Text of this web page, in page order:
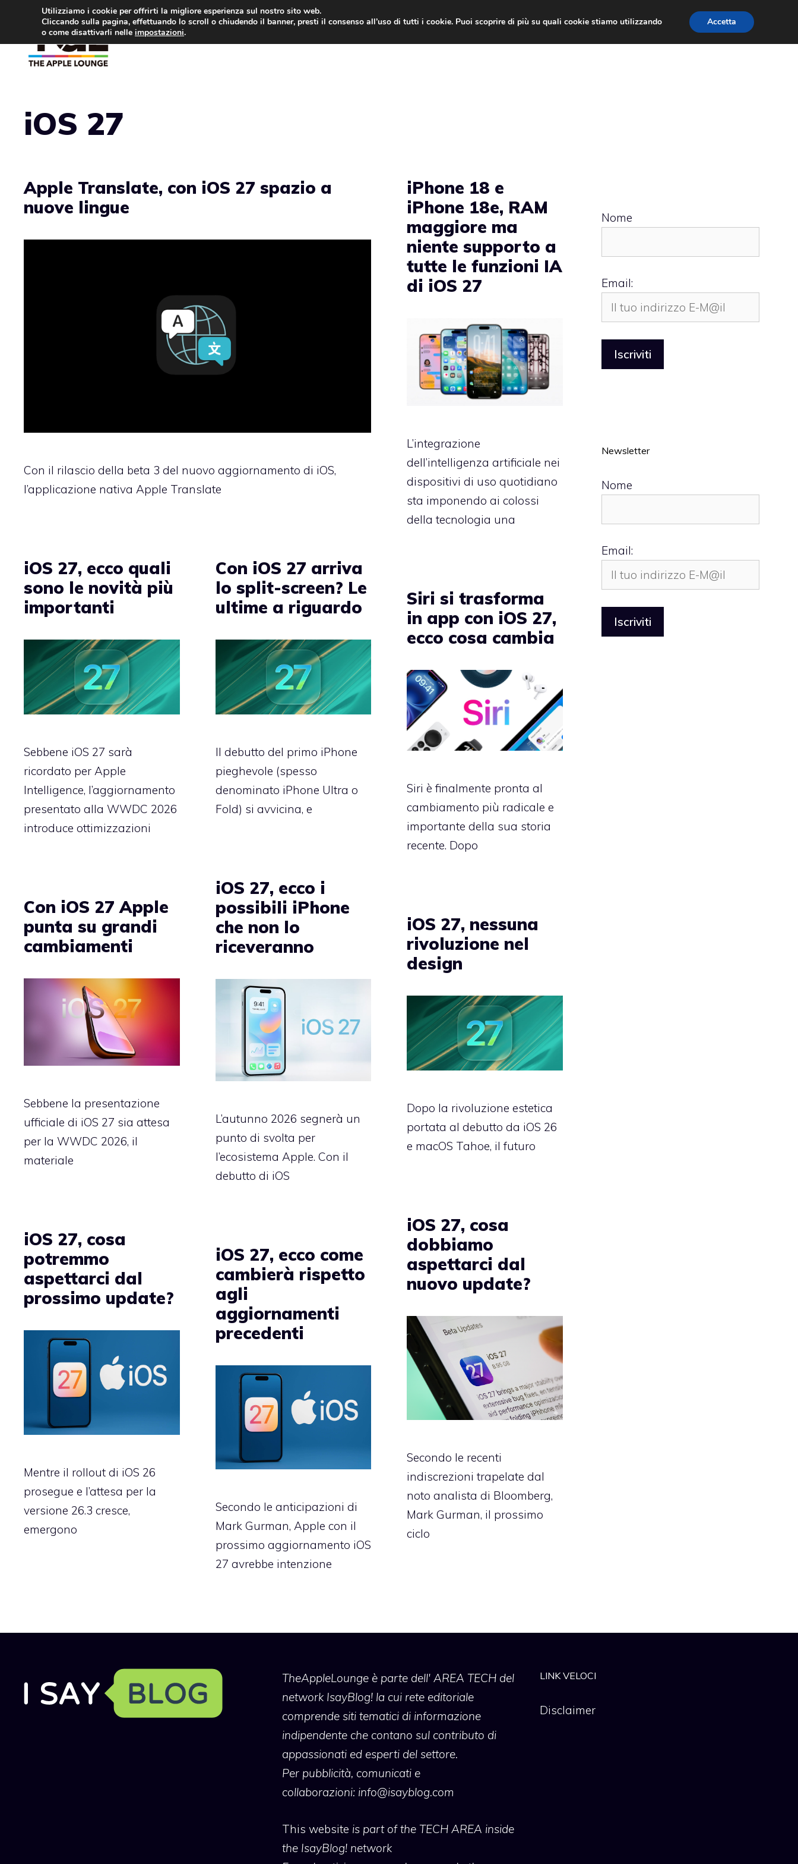
contenuto
iOS 27
Apple Translate, con iOS 27 spazio a
nuove lingue
Con il rilascio della beta 3 del nuovo aggiornamento di iOS,
l’applicazione nativa Apple Translate
iPhone 18 e
iPhone 18e, RAM
maggiore ma
niente supporto a
tutte le funzioni IA
di iOS 27
L’integrazione
dell’intelligenza artificiale nei
dispositivi di uso quotidiano
sta imponendo ai colossi
della tecnologia una
iOS 27, ecco quali
sono le novità più
importanti
Sebbene iOS 27 sarà
ricordato per Apple
Intelligence, l’aggiornamento
presentato alla WWDC 2026
introduce ottimizzazioni
Con iOS 27 arriva
lo split-screen? Le
ultime a riguardo
Il debutto del primo iPhone
pieghevole (spesso
denominato iPhone Ultra o
Fold) si avvicina, e
Siri si trasforma
in app con iOS 27,
ecco cosa cambia
Siri è finalmente pronta al
cambiamento più radicale e
importante della sua storia
recente. Dopo
iOS 27, ecco i
possibili iPhone
che non lo
riceveranno
L’autunno 2026 segnerà un
punto di svolta per
l’ecosistema Apple. Con il
debutto di iOS
Con iOS 27 Apple
punta su grandi
cambiamenti
Sebbene la presentazione
ufficiale di iOS 27 sia attesa
per la WWDC 2026, il
materiale
iOS 27, nessuna
rivoluzione nel
design
Dopo la rivoluzione estetica
portata al debutto da iOS 26
e macOS Tahoe, il futuro
iOS 27, cosa
dobbiamo
aspettarci dal
nuovo update?
Secondo le recenti
indiscrezioni trapelate dal
noto analista di Bloomberg,
Mark Gurman, il prossimo
ciclo
iOS 27, cosa
potremmo
aspettarci dal
prossimo update?
Mentre il rollout di iOS 26
prosegue e l’attesa per la
versione 26.3 cresce,
emergono
iOS 27, ecco come
cambierà rispetto
agli
aggiornamenti
precedenti
Secondo le anticipazioni di
Mark Gurman, Apple con il
prossimo aggiornamento iOS
27 avrebbe intenzione
Nome
Email:
Newsletter
Nome
Email:
TheAppleLoungeè parte dell' AREA TECH del
network IsayBlog! la cui rete editoriale
comprende siti tematici di informazione
indipendente che contano sul contributo di
appassionati ed esperti del settore.
Per pubblicità, comunicati e
collaborazioni: info@isayblog.com
This website is part of the TECH AREA inside
the IsayBlog! network
LINK VELOCI
Disclaimer
Utilizziamo i cookie per offrirti la migliore esperienza sul nostro sito web.
Cliccando sulla pagina, effettuando lo scroll o chiudendo il banner, presti il consenso all’uso di tutti i cookie. Puoi scoprire di più su quali cookie stiamo utilizzando
o come disattivarli nelle impostazioni.
Accetta